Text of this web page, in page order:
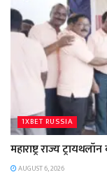
1XBET RUSSIA
महाराष्ट्र राज्य
AUGUST 6, 2026